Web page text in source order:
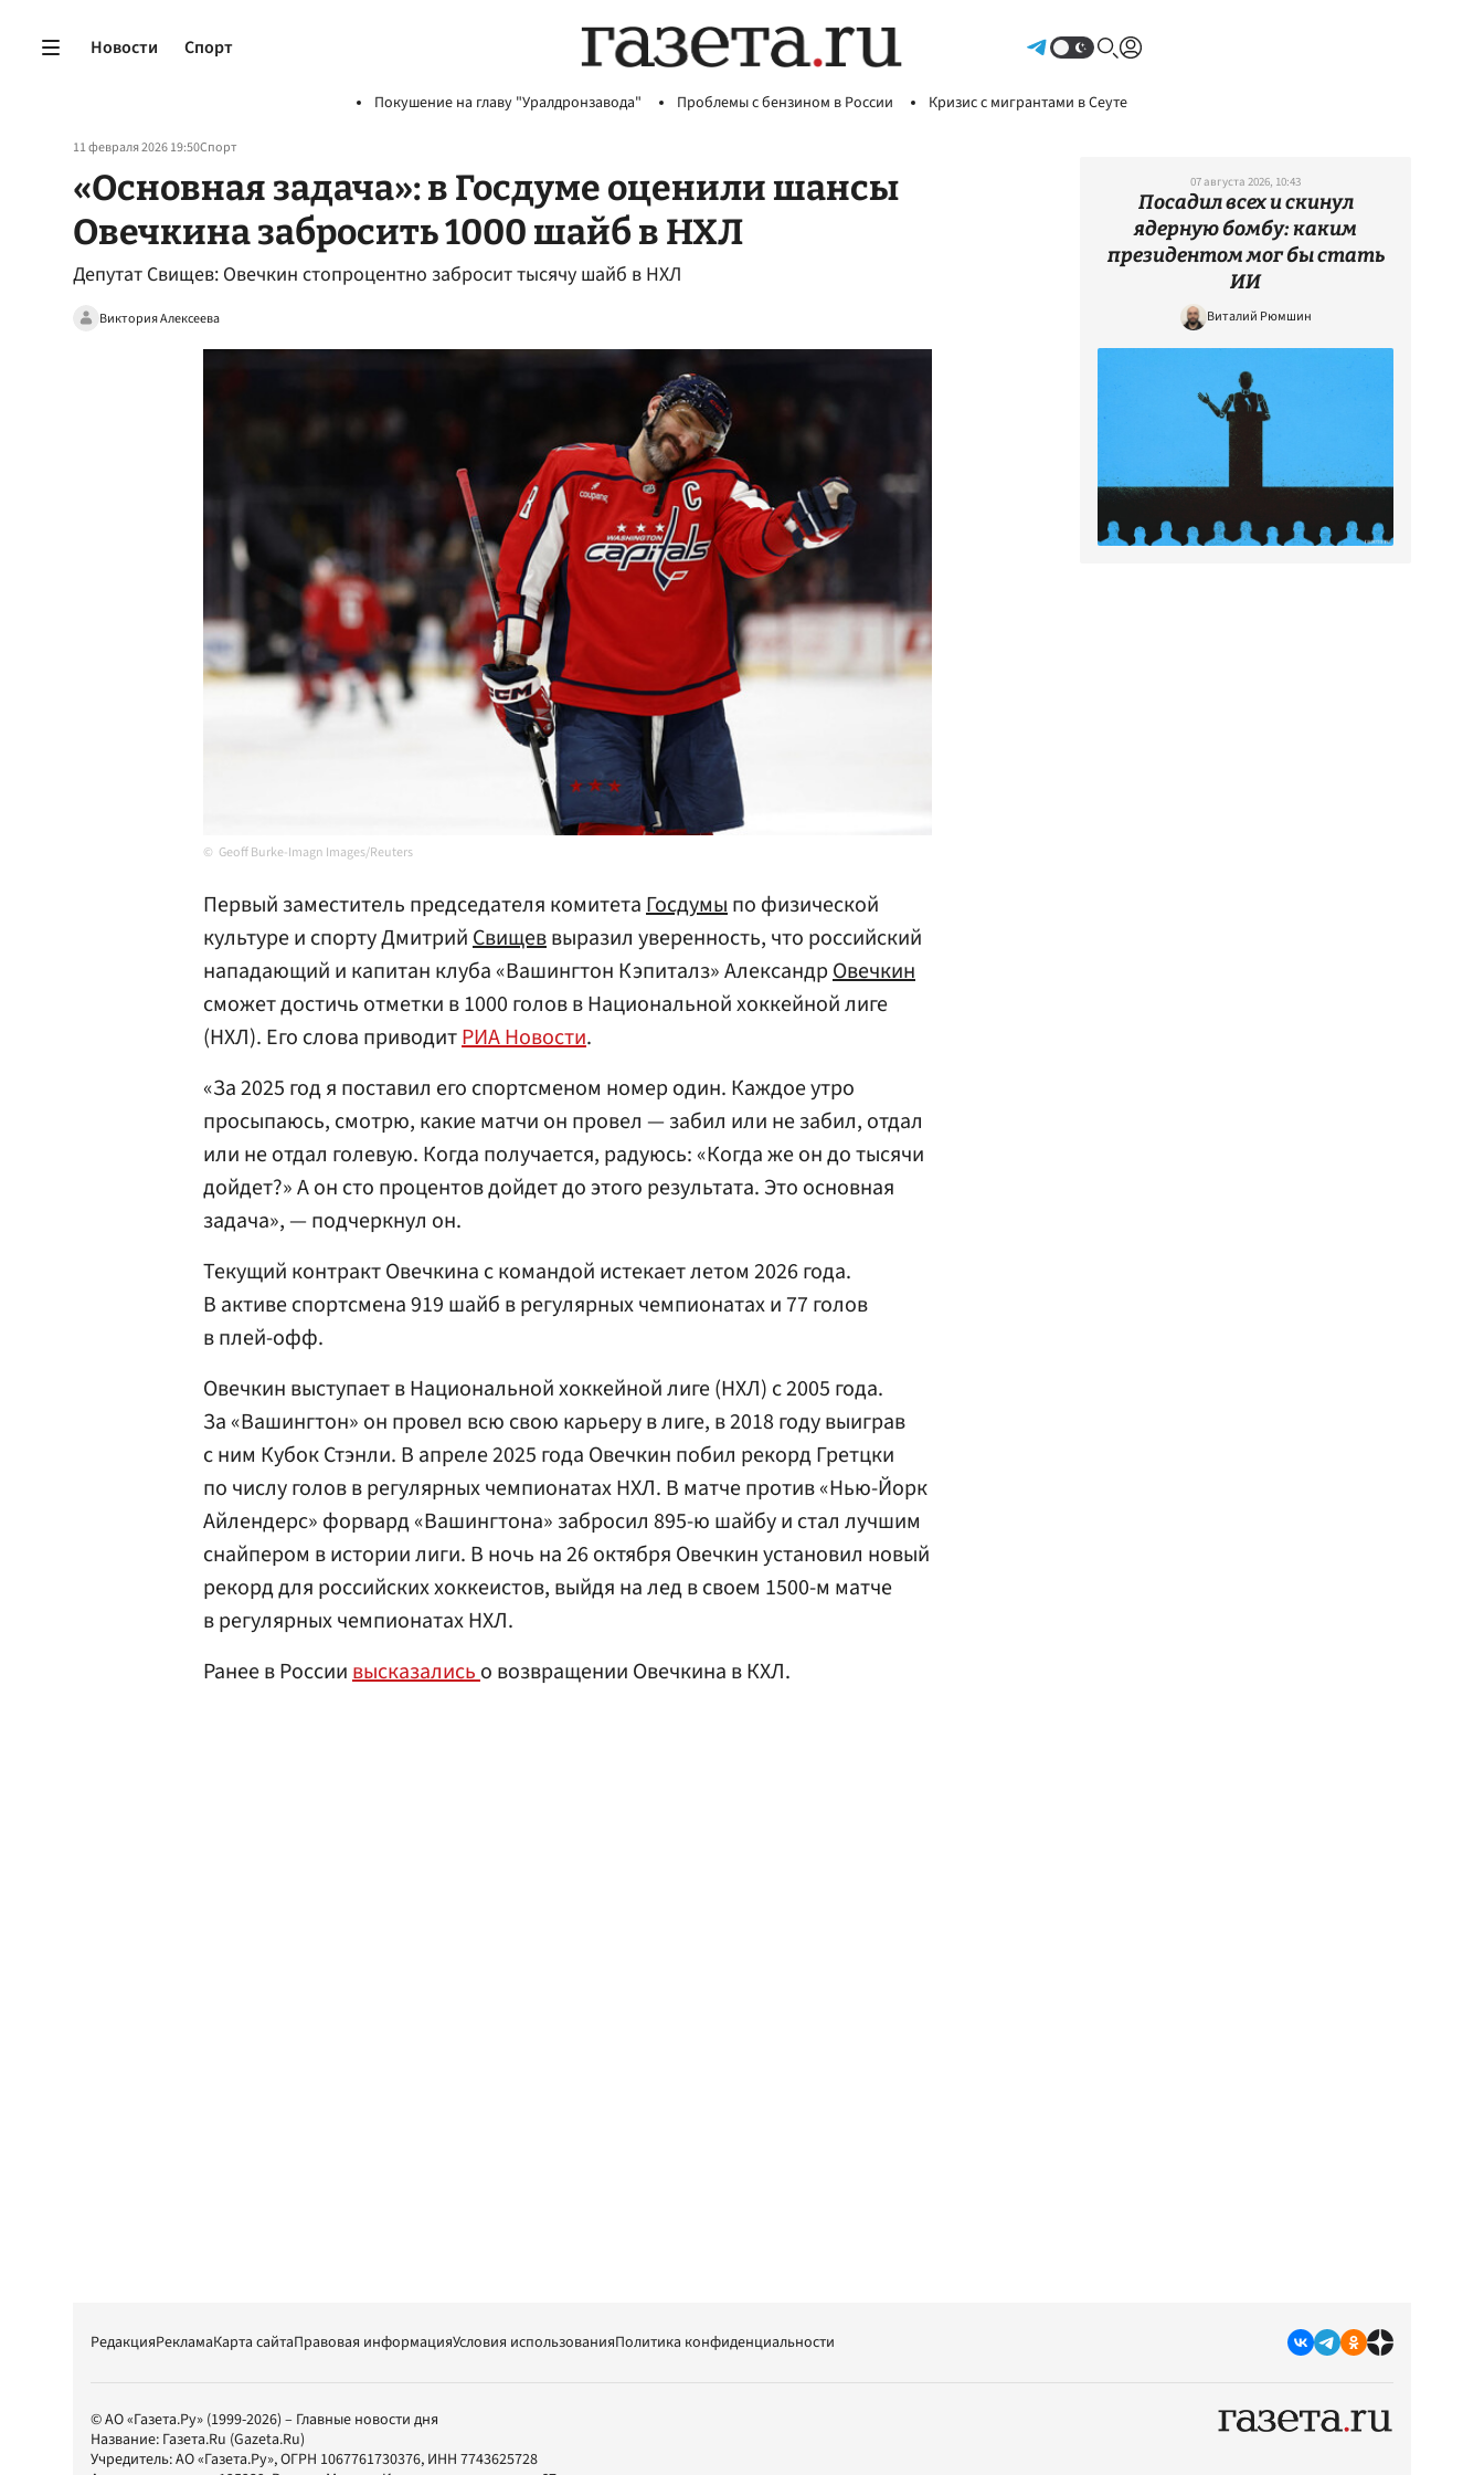
Новости Спорт
Покушение на главу "Уралдронзавода" Проблемы с бензином в России Кризис с мигрантами в Сеуте
11 февраля 2026 19:50Спорт
«Основная задача»: в Госдуме оценили шансы
Овечкина забросить 1000 шайб в НХЛ
Депутат Свищев: Овечкин стопроцентно забросит тысячу шайб в НХЛ
Виктория Алексеева
Geoff Burke-Imagn Images/Reuters
Первый заместитель председателя комитетаГосдумыпо физической
культуре и спорту ДмитрийСвищеввыразил уверенность, что российский
нападающий и капитан клуба «Вашингтон Кэпиталз» АлександрОвечкин
сможет достичь отметки в 1000 голов в Национальной хоккейной лиге
(НХЛ). Его слова приводитРИА Новости.
«За 2025 год я поставил его спортсменом номер один. Каждое утро
просыпаюсь, смотрю, какие матчи он провел — забил или не забил, отдал
или не отдал голевую. Когда получается, радуюсь: «Когда же он до тысячи
дойдет?» А он сто процентов дойдет до этого результата. Это основная
задача», — подчеркнул он.
Текущий контракт Овечкина с командой истекает летом 2026 года.
В активе спортсмена 919 шайб в регулярных чемпионатах и 77 голов
в плей-офф.
Овечкин выступает в Национальной хоккейной лиге (НХЛ) с 2005 года.
За «Вашингтон» он провел всю свою карьеру в лиге, в 2018 году выиграв
с ним Кубок Стэнли. В апреле 2025 года Овечкин побил рекорд Гретцки
по числу голов в регулярных чемпионатах НХЛ. В матче против «Нью-Йорк
Айлендерс» форвард «Вашингтона» забросил 895-ю шайбу и стал лучшим
снайпером в истории лиги. В ночь на 26 октября Овечкин установил новый
рекорд для российских хоккеистов, выйдя на лед в своем 1500-м матче
в регулярных чемпионатах НХЛ.
Ранее в Россиивысказалисьо возвращении Овечкина в КХЛ.
07 августа 2026, 10:43
Посадил всех и скинул
ядерную бомбу: каким
президентом мог бы стать
ИИ
Виталий Рюмшин
РедакцияРекламаКарта сайтаПравовая информацияУсловия использованияПолитика конфиденциальности
© АО «Газета.Ру» (1999-2026) – Главные новости дня
Название: Газета.Ru (Gazeta.Ru)
Учредитель:АО «Газета.Ру», ОГРН 1067761730376, ИНН 7743625728